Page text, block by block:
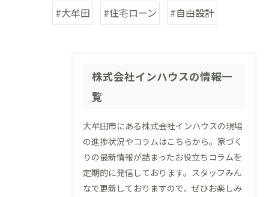
#大牟田 #住宅ローン #自由設計
株式会社インハウスの情報一
覧
大牟田市にある株式会社インハウスの現場
の進捗状況やコラムはこちらから。家づく
りの最新情報が詰まったお役立ちコラムを
定期的に発信しております。スタッフみん
なで更新しておりますので、ぜひお楽しみ